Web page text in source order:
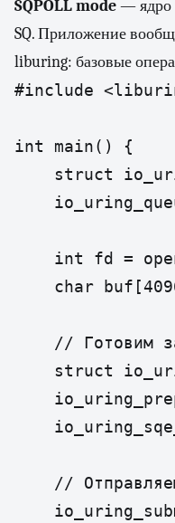
SQPOLL mode— ядро
SQ. Приложение
liburing: базовые
#include
int main() {
struct
int fd =
char
// Готовим
struct
//